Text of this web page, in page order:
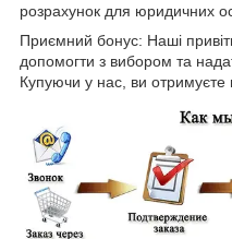
розрахунок для юридичних
Приємний бонус: Наші
допомогти з вибором та
Купуючи у нас, ви отримуєте